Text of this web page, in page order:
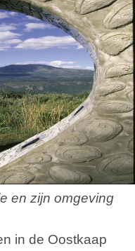
en zijn omgeving
in de Oostkaap